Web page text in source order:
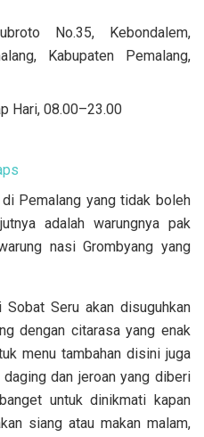
No.35, Kebondalem,
Kabupaten Pemalang,
Hari, 08.00–23.00
Pemalang yang tidak boleh
adalah warungnya pak
nasi Grombyang yang
Seru akan disuguhkan
dengan citarasa yang enak
menu tambahan disini juga
dan jeroan yang diberi
untuk dinikmati kapan
siang atau makan malam,